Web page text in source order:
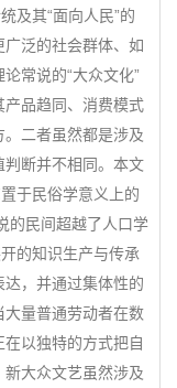
及其“面向人民”的
泛的社会群体、如
常说的“大众文化”
品趋同、消费模式
二者虽然都是涉及
断并不相同。本文
于民俗学意义上的
的民间超越了人口学
的知识生产与传承
，并通过集体性的
量普通劳动者在数
以独特的方式把自
大众文艺虽然涉及